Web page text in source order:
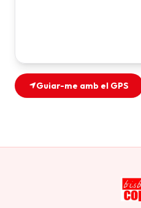
Guiar-me amb el GPS